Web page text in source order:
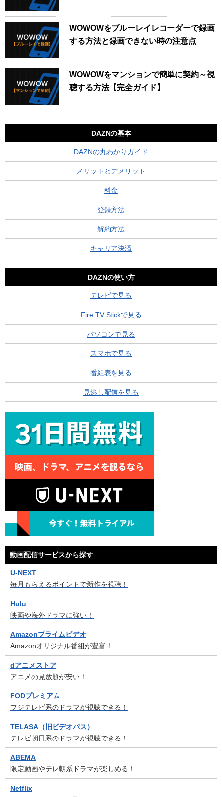
WOWOWをブルーレイレコーダーで録画
する方法と録画できない時の注意点
WOWOWをマンションで簡単に契約～視
聴する方法【完全ガイド】
DAZNの基本
DAZNの丸わかりガイド
メリットとデメリット
料金
登録方法
解約方法
キャリア決済
DAZNの使い方
テレビで見る
Fire TV Stickで見る
パソコンで見る
スマホで見る
番組表を見る
見逃し配信を見る
動画配信サービスから探す
U-NEXT
毎月もらえるポイントで新作を視聴！
Hulu
映画や海外ドラマに強い！
Amazonプライムビデオ
Amazonオリジナル番組が豊富！
dアニメストア
アニメの見放題が安い！
FODプレミアム
フジテレビ系のドラマが視聴できる！
TELASA（旧ビデオパス）
テレビ朝日系のドラマが視聴できる！
ABEMA
限定動画やテレ朝系ドラマが楽しめる！
Netflix